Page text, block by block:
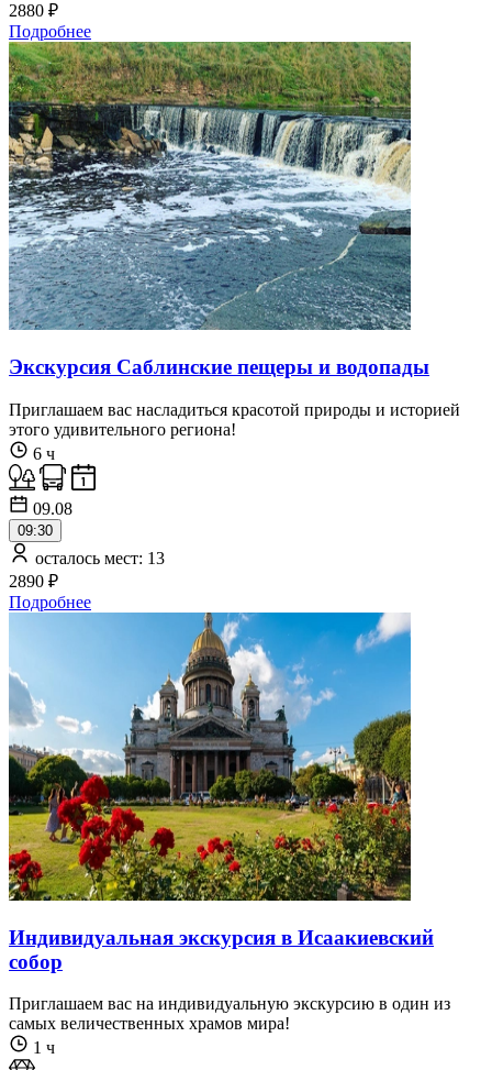
2880 ₽
Подробнее
Экскурсия Саблинские пещеры и водопады
Приглашаем вас насладиться красотой природы и историей
этого удивительного региона!
6 ч
09.08
09:30
осталось мест: 13
2890 ₽
Подробнее
Индивидуальная экскурсия в Исаакиевский
собор
Приглашаем вас на индивидуальную экскурсию в один из
самых величественных храмов мира!
1 ч